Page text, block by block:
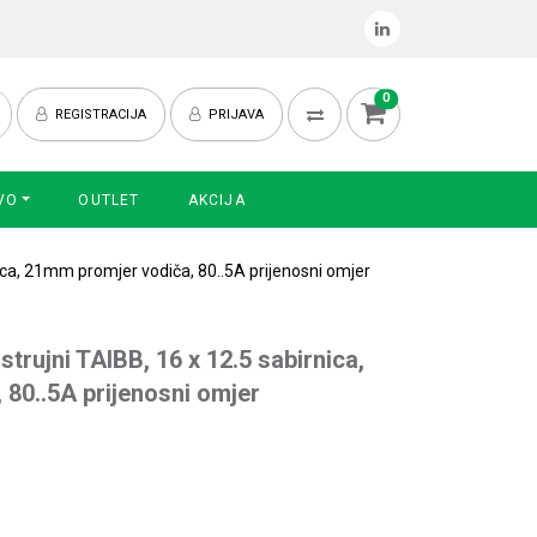
REGISTRACIJA PRIJAVA
0
OUTLET AKCIJA
21mm promjer vodiča, 80..5A prijenosni omjer
TAIBB, 16 x 12.5 sabirnica,
prijenosni omjer